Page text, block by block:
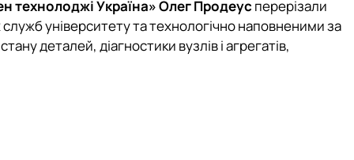
технолоджі Україна»Олег Продеус перерізали
університету та технологічно наповненими за
деталей, діагностики вузлів і агрегатів,